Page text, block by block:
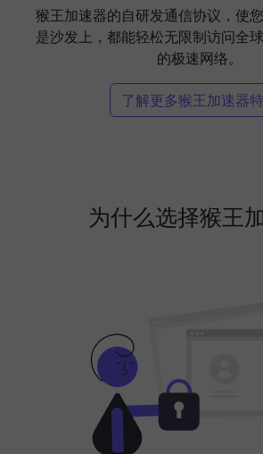
猴王加速器的自研发通信协议，使
是沙发上，都能轻松无限制访问全
的极速网络。
了解更多猴王加速器
为什么选择猴王